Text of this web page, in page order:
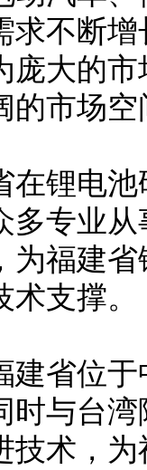
求不断
庞大的
的市场空
在锂电
多专业
为福建
支撑。
建省位
时与台
技术，